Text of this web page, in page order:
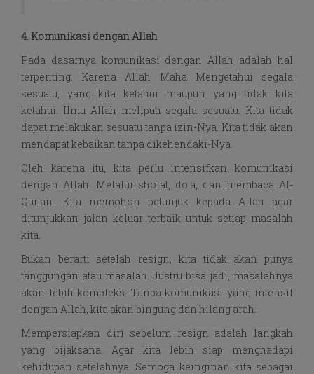
4. Komunikasi dengan Allah
Pada dasarnya komunikasi dengan Allah adalah hal
terpenting. Karena Allah Maha Mengetahui segala
sesuatu, yang kita ketahui maupun yang tidak kita
ketahui. Ilmu Allah meliputi segala sesuatu. Kita tidak
dapat melakukan sesuatu tanpa izin-Nya. Kita tidak akan
mendapat kebaikan tanpa dikehendaki-Nya.
Oleh karena itu, kita perlu intensifkan komunikasi
dengan Allah. Melalui sholat, do'a, dan membaca Al-
Qur'an. Kita memohon petunjuk kepada Allah agar
ditunjukkan jalan keluar terbaik untuk setiap masalah
kita.
Bukan berarti setelah resign, kita tidak akan punya
tanggungan atau masalah. Justru bisa jadi, masalahnya
akan lebih kompleks. Tanpa komunikasi yang intensif
dengan Allah, kita akan bingung dan hilang arah.
Mempersiapkan diri sebelum resign adalah langkah
yang bijaksana. Agar kita lebih siap menghadapi
kehidupan setelahnya. Semoga keinginan kita sebagai